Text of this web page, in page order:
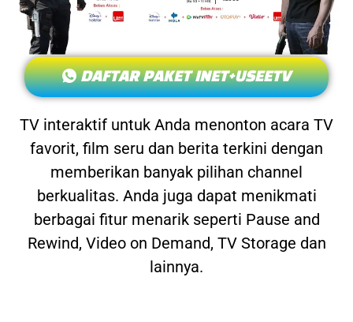
DAFTAR PAKET INET+USEETV
TV interaktif untuk Anda menonton acara TV
favorit, film seru dan berita terkini dengan
memberikan banyak pilihan channel
berkualitas. Anda juga dapat menikmati
berbagai fitur menarik seperti Pause and
Rewind, Video on Demand, TV Storage dan
lainnya.